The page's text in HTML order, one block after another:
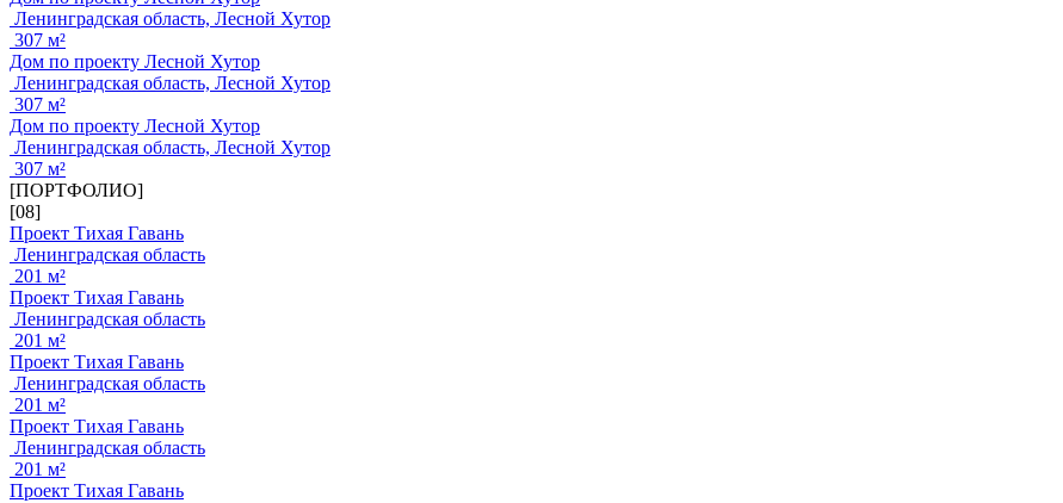
Ленинградская область, Лесной Хутор
307 м²
Дом по проекту Лесной Хутор
Ленинградская область, Лесной Хутор
307 м²
Дом по проекту Лесной Хутор
Ленинградская область, Лесной Хутор
307 м²
[ПОРТФОЛИО]
[08]
Проект Тихая Гавань
Ленинградская область
201 м²
Проект Тихая Гавань
Ленинградская область
201 м²
Проект Тихая Гавань
Ленинградская область
201 м²
Проект Тихая Гавань
Ленинградская область
201 м²
Проект Тихая Гавань